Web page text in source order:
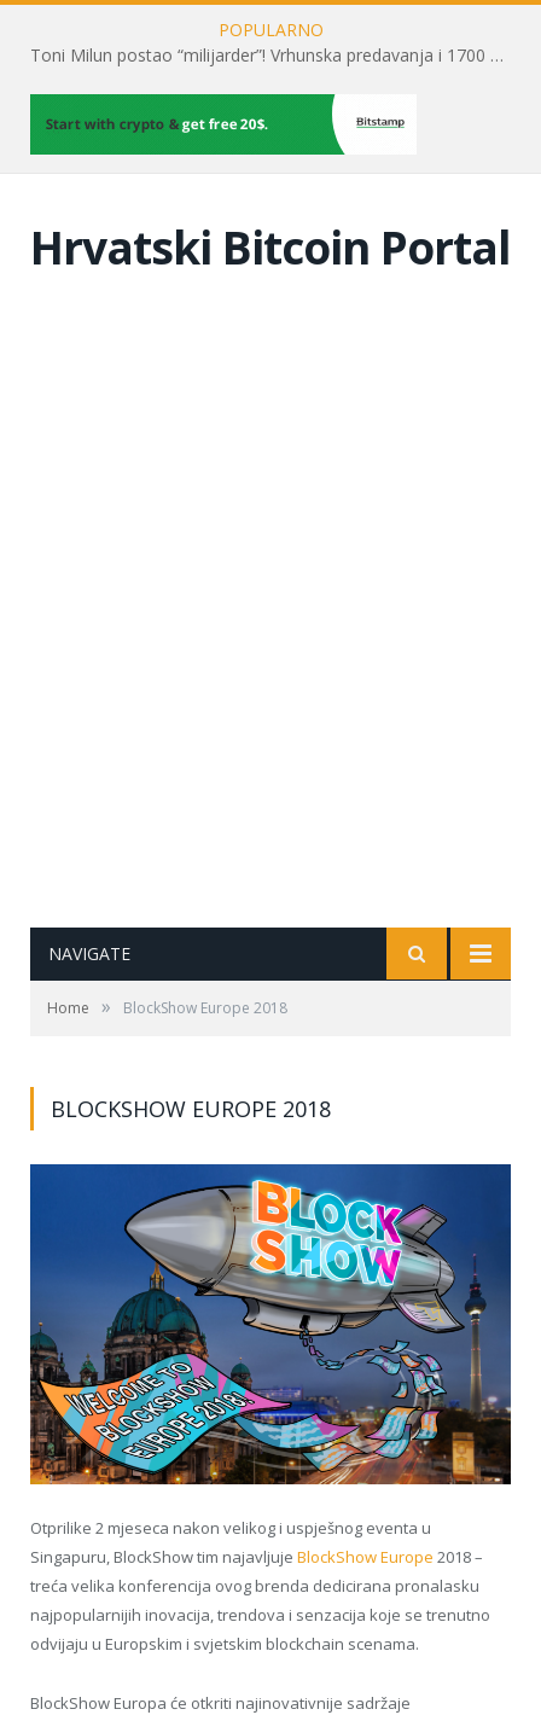
POPULARNO
Toni Milun postao “milijarder”! Vrhunska predavanja i 1700 posjetitelja obilježili su mjesec financijske pismenosti
Hrvatski Bitcoin Portal
NAVIGATE
Home » BlockShow Europe 2018
BLOCKSHOW EUROPE 2018
Otprilike 2 mjeseca nakon velikog i uspješnog eventa u
Singapuru, BlockShow tim najavljuje BlockShow Europe 2018 –
treća velika konferencija ovog brenda dedicirana pronalasku
najpopularnijih inovacija, trendova i senzacija koje se trenutno
odvijaju u Europskim i svjetskim blockchain scenama.
BlockShow Europa će otkriti najinovativnije sadržaje